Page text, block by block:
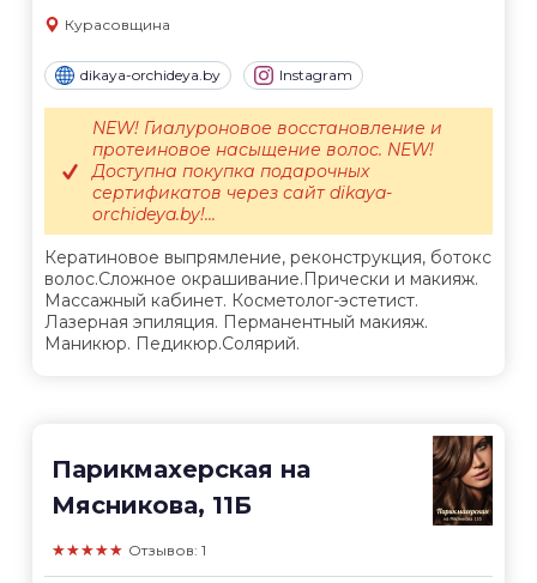
Курасовщина
dikaya-orchideya.by Instagram
Кератиновое выпрямление, реконструкция, ботокс
волос.Сложное окрашивание.Прически и макияж.
Массажный кабинет. Косметолог-эстетист.
Лазерная эпиляция. Перманентный макияж.
Маникюр. Педикюр.Солярий.
NEW! Гиалуроновое восстановление и
протеиновое насыщение волос. NEW!
Доступна покупка подарочных
сертификатов через сайт dikaya-
orchideya.by!...
Парикмахерская на
Мясникова, 11Б
★★★★★ Отзывов: 1